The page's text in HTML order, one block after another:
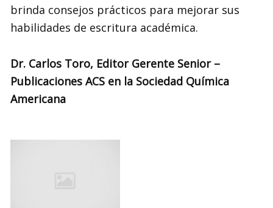
brinda consejos prácticos para mejorar sus
habilidades de escritura académica.
Dr. Carlos Toro, Editor Gerente Senior –
Publicaciones ACS en la Sociedad Química
Americana